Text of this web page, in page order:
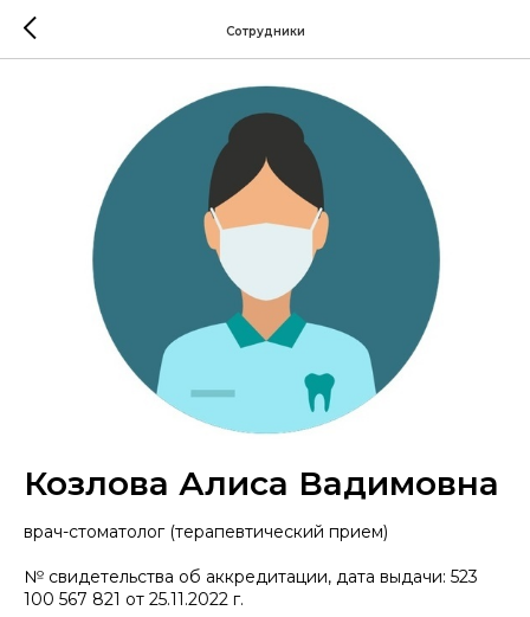
Сотрудники
Козлова Алиса Вадимовна
врач-стоматолог (терапевтический прием)
№ свидетельства об аккредитации, дата выдачи: 523
100 567 821 от 25.11.2022 г.